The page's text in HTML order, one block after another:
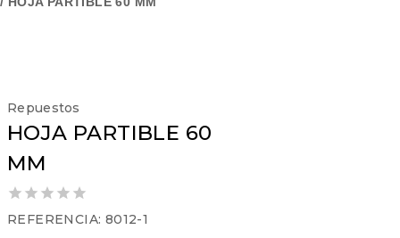
Repuestos
HOJA PARTIBLE 60
MM
0
REFERENCIA: 8012-1